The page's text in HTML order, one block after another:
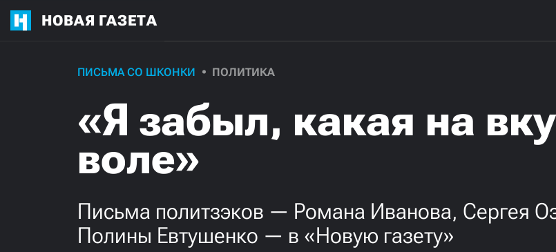
НОВАЯ ГАЗЕТА
ПИСЬМА СО ШКОНКИ ПОЛИТИКА
«Я забыл, какая на
воле»
Письма политзэков — Романа Иванова, Сергея
Полины Евтушенко — в «Новую газету»